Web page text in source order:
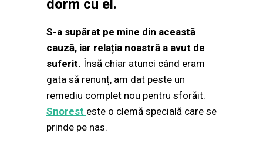
dorm cu el.
S-a supărat pe mine din această
cauză, iar relația noastră a avut de
suferit. Însă chiar atunci când eram
gata să renunț, am dat peste un
remediu complet nou pentru sforăit.
Snorest este o clemă specială care se
prinde pe nas.